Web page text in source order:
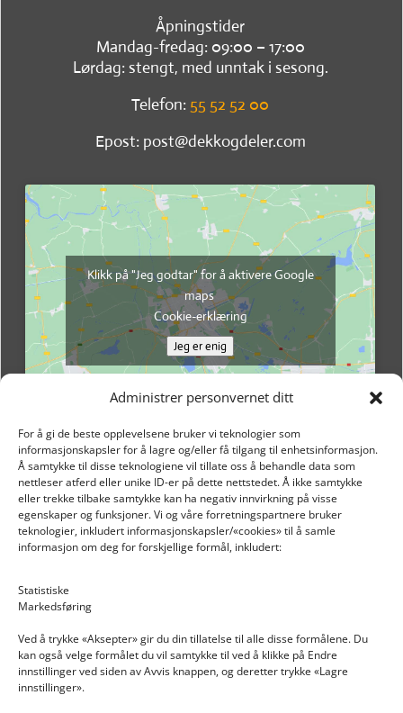
Administrer personvernet ditt
For å gi de beste opplevelsene bruker vi teknologier som
informasjonskapsler for å lagre og/eller få tilgang til enhetsinformasjon.
Å samtykke til disse teknologiene vil tillate oss å behandle data som
nettleser atferd eller unike ID-er på dette nettstedet. Å ikke samtykke
eller trekke tilbake samtykke kan ha negativ innvirkning på visse
egenskaper og funksjoner. Vi og våre forretningspartnere bruker
teknologier, inkludert informasjonskapsler/«cookies» til å samle
informasjon om deg for forskjellige formål, inkludert:
Statistiske
Markedsføring
Ved å trykke «Aksepter» gir du din tillatelse til alle disse formålene. Du
kan også velge formålet du vil samtykke til ved å klikke på Endre
innstillinger ved siden av Avvis knappen, og deretter trykke «Lagre
innstillinger».
Åpningstider
Mandag-fredag: 09:00 – 17:00
Lørdag: stengt, med unntak i sesong.
Telefon: 55 52 52 00
Epost: post@dekkogdeler.com
Klikk på "Jeg godtar" for å aktivere Google
maps
Cookie-erklæring
Jeg er enig